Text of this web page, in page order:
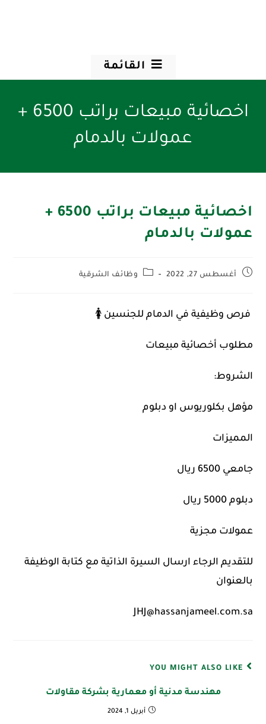
القائمة
اخصائية مبيعات براتب 6500 +
عمولات بالدمام
اخصائية مبيعات براتب 6500 +
عمولات بالدمام
أغسطس 27, 2022 وظائف الشرقية
فرص وظيفية في الدمام للجنسين 🚺
‏مطلوب أخصائية مبيعات
‏الشروط:
‏مؤهل بكلوريوس او دبلوم
‏المميزات
‏جامعي 6500 ريال
‏دبلوم 5000 ريال
‏عمولات مجزية
‏للتقديم الرجاء ارسال السيرة الذاتية مع كتابة الوظيفة
بالعنوان
YOU MIGHT ALSO LIKE
مهندسة مدنية أو معمارية بشركة مقاولات
أبريل 1, 2024